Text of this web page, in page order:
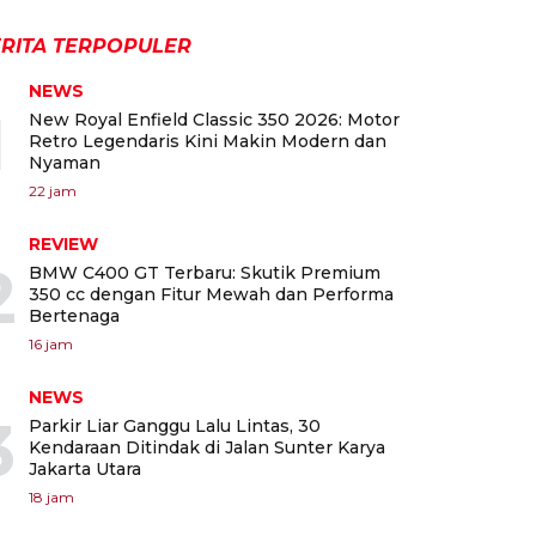
TERPOPULER
NEWS
New Royal Enfield Classic 350 2026: Motor
Retro Legendaris Kini Makin Modern dan
Nyaman
22 jam
REVIEW
BMW C400 GT Terbaru: Skutik Premium
350 cc dengan Fitur Mewah dan Performa
Bertenaga
16 jam
NEWS
Parkir Liar Ganggu Lalu Lintas, 30
Kendaraan Ditindak di Jalan Sunter Karya
Jakarta Utara
18 jam